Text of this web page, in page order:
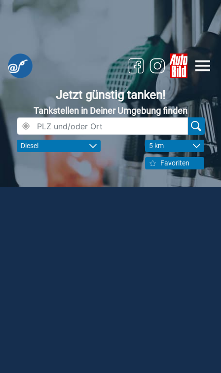
Jetzt günstig tanken!
Tankstellen in Deiner Umgebung finden
Diesel 5 km
Favoriten